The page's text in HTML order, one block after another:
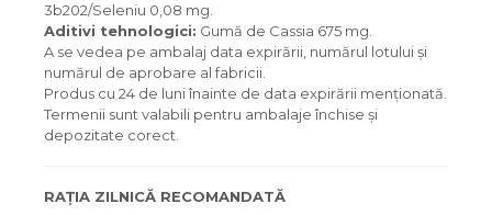
3b202/Seleniu 0,08 mg.
Aditivi tehnologici: Gumă de Cassia 675 mg.
A se vedea pe ambalaj data expirării, numărul lotului și
numărul de aprobare al fabricii.
Produs cu 24 de luni înainte de data expirării menționată.
Termenii sunt valabili pentru ambalaje închise și
depozitate corect.
RAȚIA ZILNICĂ RECOMANDATĂ